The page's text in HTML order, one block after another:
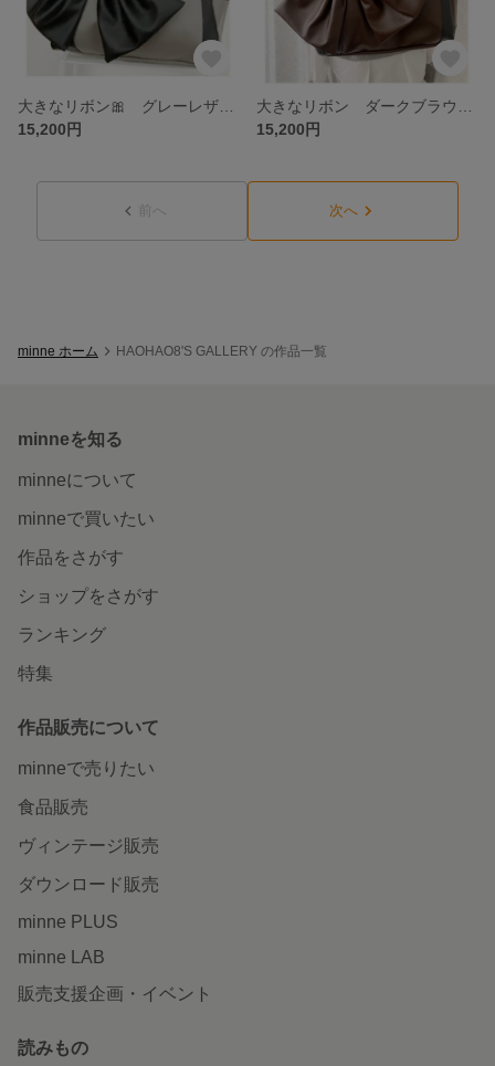
15,200円
15,200円
前へ 次へ
minne ホーム HAOHAO8'S GALLERY の作品一覧
minneを知る
minneについて
minneで買いたい
作品をさがす
ショップをさがす
ランキング
特集
作品販売について
minneで売りたい
食品販売
ヴィンテージ販売
ダウンロード販売
minne PLUS
minne LAB
販売支援企画・イベント
読みもの